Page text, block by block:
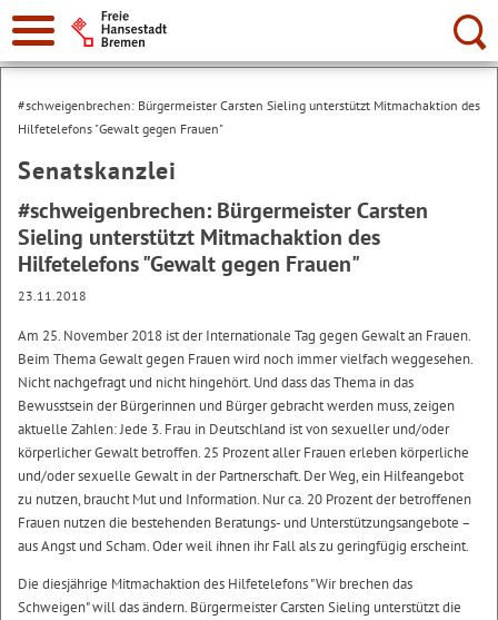
Suche:
#schweigenbrechen: Bürgermeister Carsten Sieling unterstützt Mitmachaktion des
Hilfetelefons "Gewalt gegen Frauen"
Senatskanzlei
#schweigenbrechen: Bürgermeister Carsten
Sieling unterstützt Mitmachaktion des
Hilfetelefons "Gewalt gegen Frauen"
23.11.2018
Am 25. November 2018 ist der Internationale Tag gegen Gewalt an Frauen.
Beim Thema Gewalt gegen Frauen wird noch immer vielfach weggesehen.
Nicht nachgefragt und nicht hingehört. Und dass das Thema in das
Bewusstsein der Bürgerinnen und Bürger gebracht werden muss, zeigen
aktuelle Zahlen: Jede 3. Frau in Deutschland ist von sexueller und/oder
körperlicher Gewalt betroffen. 25 Prozent aller Frauen erleben körperliche
und/oder sexuelle Gewalt in der Partnerschaft. Der Weg, ein Hilfeangebot
zu nutzen, braucht Mut und Information. Nur ca. 20 Prozent der betroffenen
Frauen nutzen die bestehenden Beratungs- und Unterstützungsangebote –
aus Angst und Scham. Oder weil ihnen ihr Fall als zu geringfügig erscheint.
Die diesjährige Mitmachaktion des Hilfetelefons "Wir brechen das
Schweigen" will das ändern. Bürgermeister Carsten Sieling unterstützt die